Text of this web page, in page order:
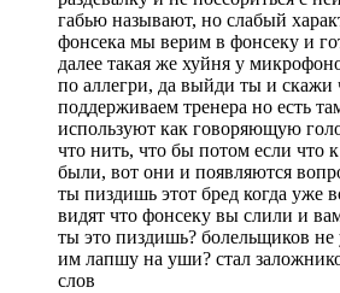
габью называют, но слабый
фонсека мы верим в фонсеку и
далее такая же хуйня у
по аллегри, да выйди ты и скажи
поддерживаем тренера но есть
используют как говоряющую
что нить, что бы потом если что
были, вот они и появляются
ты пиздишь этот бред когда уже
видят что фонсеку вы слили и
ты это пиздишь? болельщиков
им лапшу на уши? стал
слов